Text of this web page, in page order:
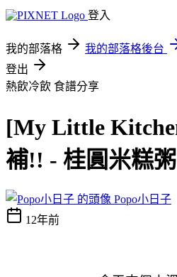
登入
我的部落格 我的部落格後台
登出
熱飲冷飲 食譜分享
[My Little
補!! - 桂圓米糕粥
Popo小日子
12年前